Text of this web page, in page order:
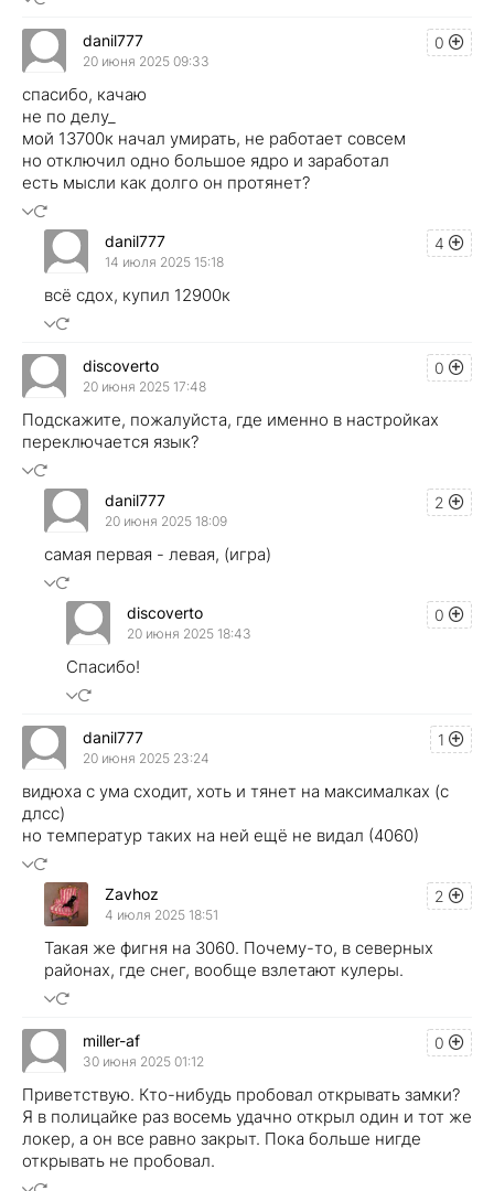
0
danil777
20 июня 2025 09:33
спасибо, качаю
не по делу_
мой 13700к начал умирать, не работает совсем
но отключил одно большое ядро и заработал
есть мысли как долго он протянет?
4
danil777
14 июля 2025 15:18
всё сдох, купил 12900к
0
discoverto
20 июня 2025 17:48
Подскажите, пожалуйста, где именно в настройках
переключается язык?
2
danil777
20 июня 2025 18:09
самая первая - левая, (игра)
0
discoverto
20 июня 2025 18:43
Спасибо!
1
danil777
20 июня 2025 23:24
видюха с ума сходит, хоть и тянет на максималках (с
длсс)
но температур таких на ней ещё не видал (4060)
2
Zavhoz
4 июля 2025 18:51
Такая же фигня на 3060. Почему-то, в северных
районах, где снег, вообще взлетают кулеры.
0
miller-af
30 июня 2025 01:12
Приветствую. Кто-нибудь пробовал открывать замки?
Я в полицайке раз восемь удачно открыл один и тот же
локер, а он все равно закрыт. Пока больше нигде
открывать не пробовал.